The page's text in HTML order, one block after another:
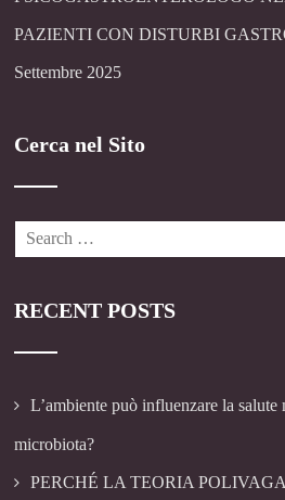
PAZIENTI CON DISTURBI
Settembre 2025
Cerca nel Sito
RECENT POSTS
L’ambiente può influenzare la salute
microbiota?
PERCHÉ LA TEORIA